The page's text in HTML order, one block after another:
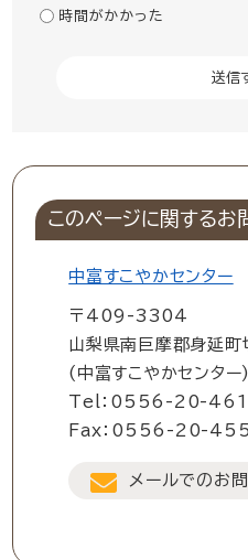
時間がかかった
このページに関するお
中富すこやかセンター
〒409-3304
山梨県南巨摩郡身延
(中富すこやかセンター)
Tel：0556-20-
Fax：0556-20-
メールでのお